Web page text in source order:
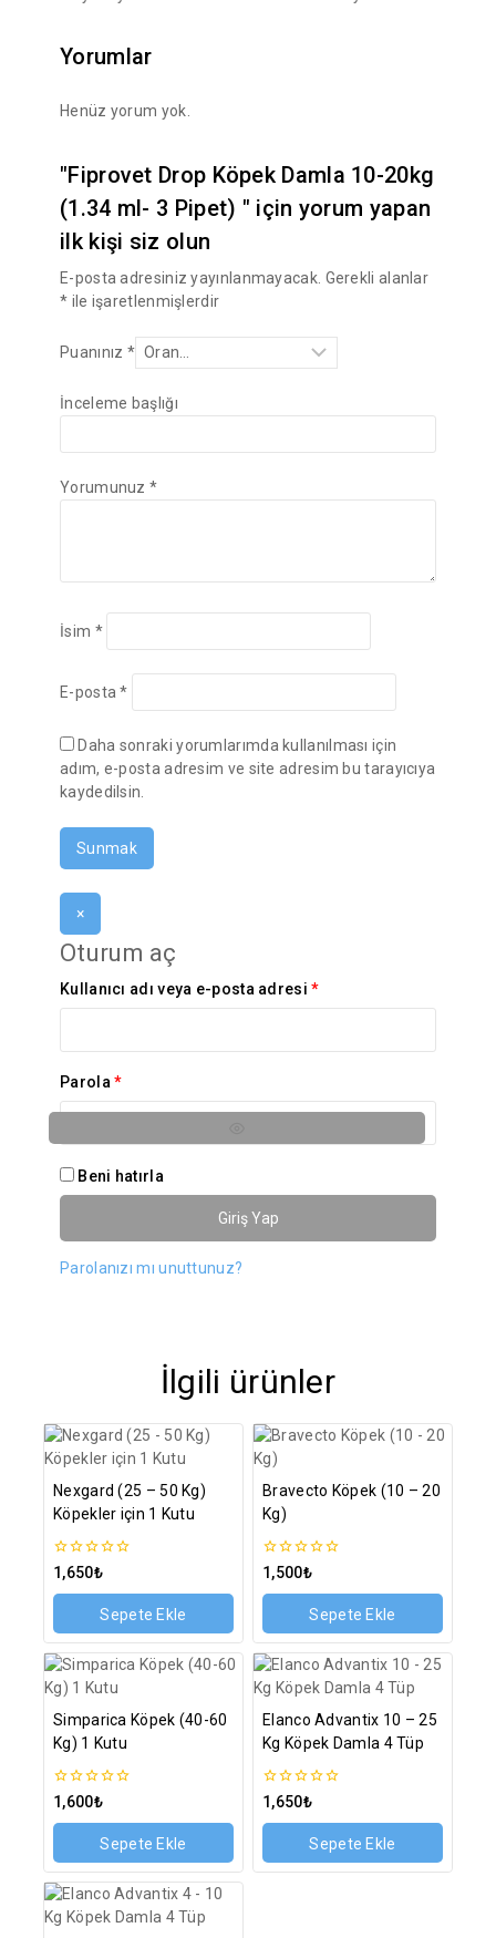
Yorumlar
Henüz yorum yok.
"Fiprovet Drop Köpek Damla 10-20kg
(1.34 ml- 3 Pipet) " için yorum yapan
ilk kişi siz olun
E-posta adresiniz yayınlanmayacak. Gerekli alanlar
* ile işaretlenmişlerdir
Puanınız *
İnceleme başlığı
Yorumunuz*
İsim *
E-posta*
Daha sonraki yorumlarımda kullanılması için
adım, e-posta adresim ve site adresim bu tarayıcıya
kaydedilsin.
×
Oturum aç
Kullanıcı adı veya e-posta adresi*
Parola*
Beni hatırla
Giriş Yap
Parolanızı mı unuttunuz?
İlgili ürünler
Nexgard (25 – 50 Kg)
Köpekler için 1 Kutu
0
üzerinden
1,650₺
Sepete Ekle
Bravecto Köpek (10 – 20
Kg)
0
üzerinden
1,500₺
Sepete Ekle
Simparica Köpek (40-60
Kg) 1 Kutu
0
üzerinden
1,600₺
Sepete Ekle
Elanco Advantix 10 – 25
Kg Köpek Damla 4 Tüp
0
üzerinden
1,650₺
Sepete Ekle